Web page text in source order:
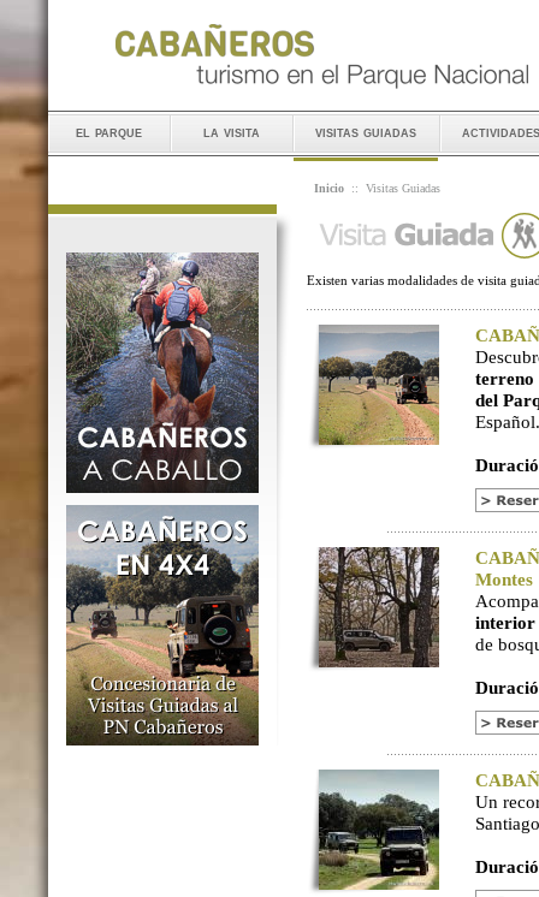
el parque la visita visitas guiadas actividades
Inicio :: Visitas Guiadas
Existen varias modalidades de visita
terreno
del
Español.
Montes
interior
de
Un